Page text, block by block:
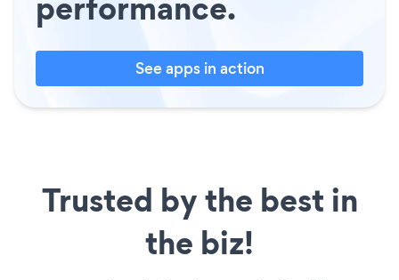
See apps in action
Trusted by the best in
the biz!